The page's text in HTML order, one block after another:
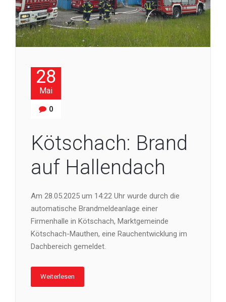
28
Mai
0
Kötschach: Brand
auf Hallendach
Am 28.05.2025 um 14:22 Uhr wurde durch die
automatische Brandmeldeanlage einer
Firmenhalle in Kötschach, Marktgemeinde
Kötschach-Mauthen, eine Rauchentwicklung im
Dachbereich gemeldet.
Weiterlesen